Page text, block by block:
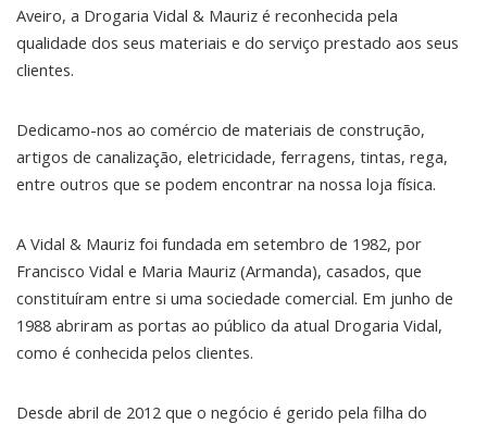
Aveiro, a Drogaria Vidal & Mauriz é reconhecida pela
qualidade dos seus materiais e do serviço prestado aos seus
clientes.
Dedicamo-nos ao comércio de materiais de construção,
artigos de canalização, eletricidade, ferragens, tintas, rega,
entre outros que se podem encontrar na nossa loja física.
A Vidal & Mauriz foi fundada em setembro de 1982, por
Francisco Vidal e Maria Mauriz (Armanda), casados, que
constituíram entre si uma sociedade comercial. Em junho de
1988 abriram as portas ao público da atual Drogaria Vidal,
como é conhecida pelos clientes.
Desde abril de 2012 que o negócio é gerido pela filha do